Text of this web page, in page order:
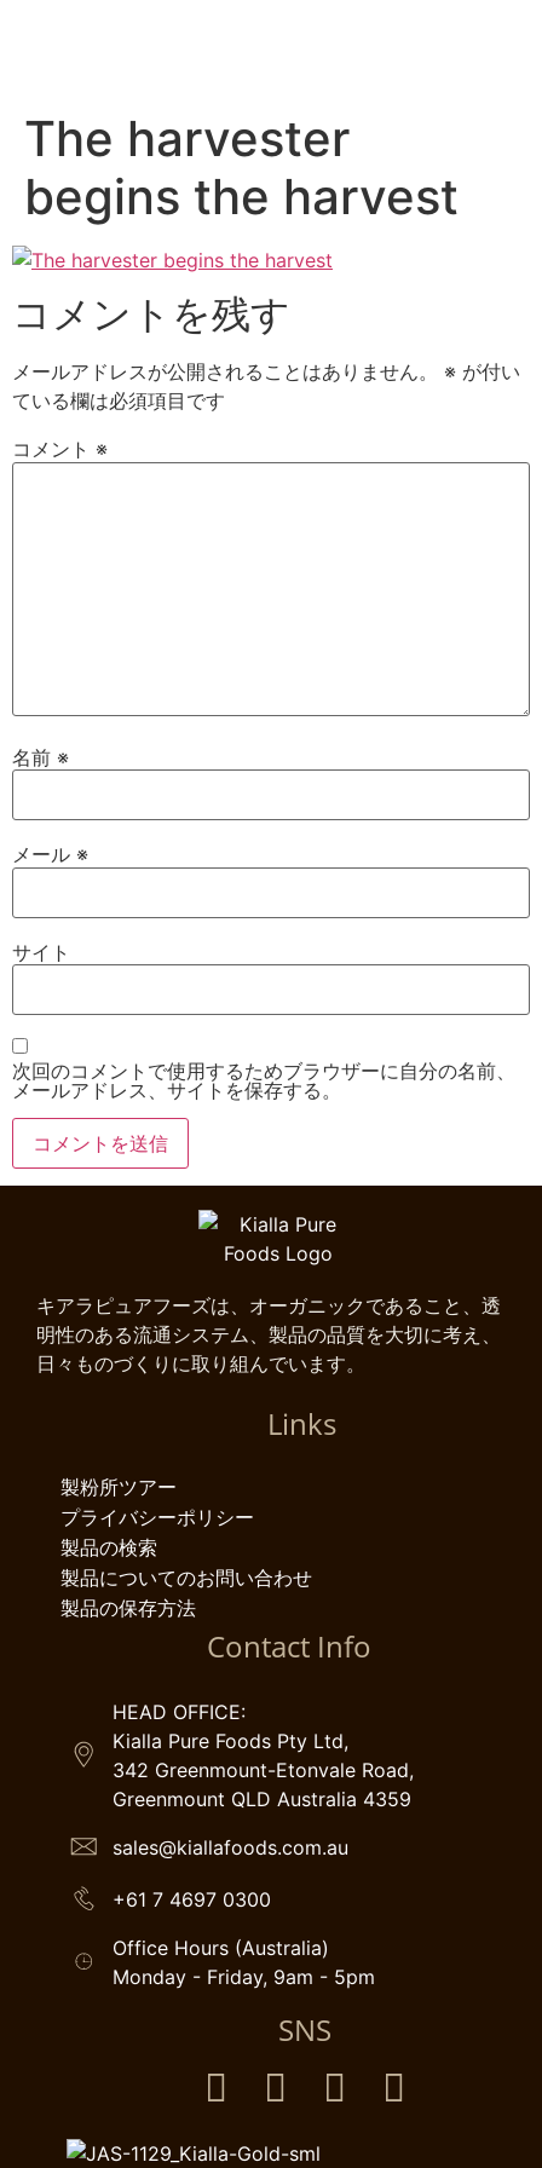
The harvester
begins the harvest
コメントを残す
メールアドレスが公開されることはありません。 ※ が付い
ている欄は必須項目です
コメント ※
名前 ※
メール ※
サイト
次回のコメントで使用するためブラウザーに自分の名前、
メールアドレス、サイトを保存する。
キアラピュアフーズは、オーガニックであること、透
明性のある流通システム、製品の品質を大切に考え、
日々ものづくりに取り組んでいます。
Links
製粉所ツアー
プライバシーポリシー
製品の検索
製品についてのお問い合わせ
製品の保存方法
Contact Info
HEAD OFFICE:
Kialla Pure Foods Pty Ltd,
342 Greenmount-Etonvale Road,
Greenmount QLD Australia 4359
sales@kiallafoods.com.au
+61 7 4697 0300
Office Hours (Australia)
Monday - Friday, 9am - 5pm
SNS